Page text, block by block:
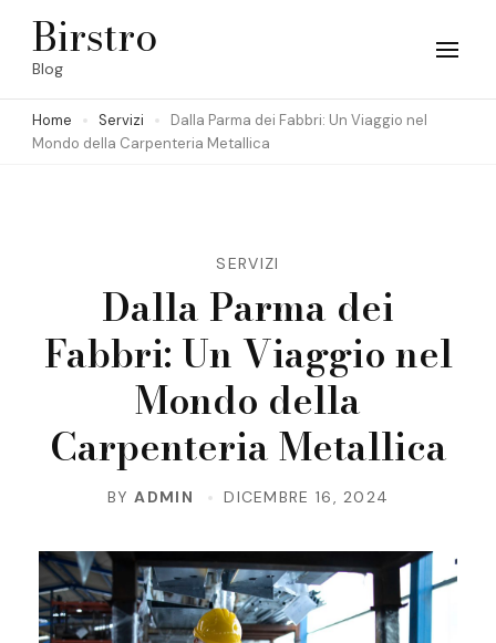
Skip
(Press
Birstro
Blog
Home Servizi
Dalla Parma dei Fabbri: Un Viaggio nel
Mondo della Carpenteria Metallica
SERVIZI
Dalla Parma dei
Fabbri: Un Viaggio nel
Mondo della
Carpenteria Metallica
BYADMIN DICEMBRE 16, 2024